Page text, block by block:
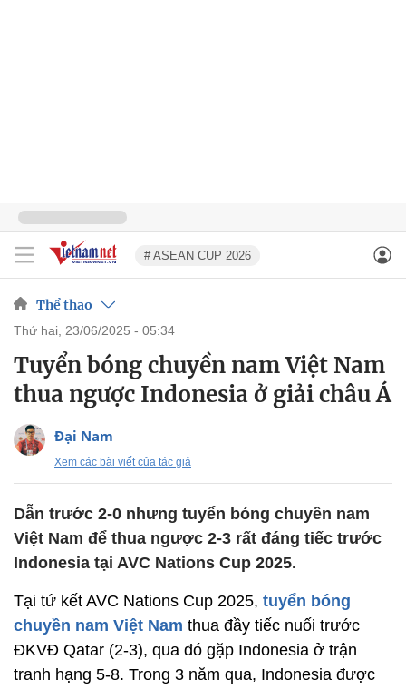
# ASEAN CUP 2026
Thể thao
thứ hai, 23/06/2025 - 05:34
Tuyển bóng chuyền nam Việt Nam
thua ngược Indonesia ở giải châu Á
Đại Nam
Xem các bài viết của tác giả
Dẫn trước 2-0 nhưng tuyển bóng chuyền nam
Việt Nam để thua ngược 2-3 rất đáng tiếc trước
Indonesia tại AVC Nations Cup 2025.
Tại tứ kết AVC Nations Cup 2025, tuyển bóng
chuyền nam Việt Nam thua đầy tiếc nuối trước
ĐKVĐ Qatar (2-3), qua đó gặp Indonesia ở trận
tranh hạng 5-8. Trong 3 năm qua, Indonesia được